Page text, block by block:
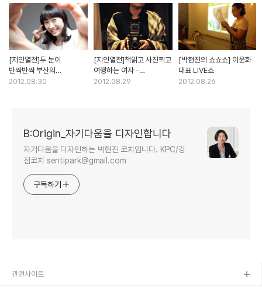
[지인열전]두 눈이
반짝반짝 부산의
'속살여행가' 양화니
2012.08.30
[지인열전]책읽고 사진찍고
여행하는 여자 -
외교통상부 사서 유인경
2012.08.29
[박현진의 쇼쇼쇼] 이윤화
대표 LIVE쇼
2012.08.26
B:Origin_자기다움을 디자인합니다
자기다움을 디자인하는 박현진 코치입니다. KPC/강
점코치 sentipark@gmail.com
구독하기
관련사이트